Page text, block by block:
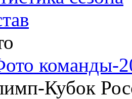
команды-
Кубок